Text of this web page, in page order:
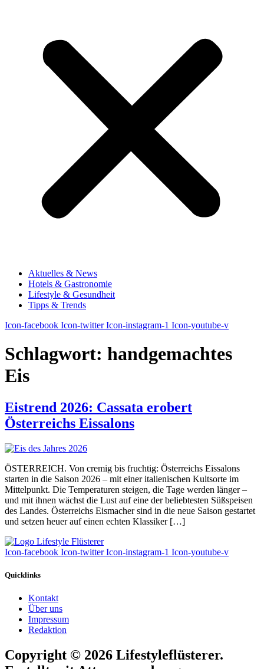
Aktuelles & News
Hotels & Gastronomie
Lifestyle & Gesundheit
Tipps & Trends
Icon-facebook Icon-twitter Icon-instagram-1 Icon-youtube-v
Schlagwort: handgemachtes
Eis
Eistrend 2026: Cassata erobert
Österreichs Eissalons
ÖSTERREICH. Von cremig bis fruchtig: Österreichs Eissalons
starten in die Saison 2026 – mit einer italienischen Kultsorte im
Mittelpunkt. Die Temperaturen steigen, die Tage werden länger –
und mit ihnen wächst die Lust auf eine der beliebtesten Süßspeisen
des Landes. Österreichs Eismacher sind in die neue Saison gestartet
und setzen heuer auf einen echten Klassiker […]
Icon-facebook Icon-twitter Icon-instagram-1 Icon-youtube-v
Quicklinks
Kontakt
Über uns
Impressum
Redaktion
Copyright © 2026 Lifestyleflüsterer.